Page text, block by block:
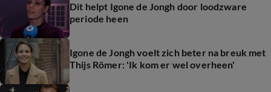
Dit helpt Igone de Jongh door loodzware
periode heen
Igone de Jongh voelt zich beter na breuk met
Thijs Römer: 'Ik kom er wel overheen'